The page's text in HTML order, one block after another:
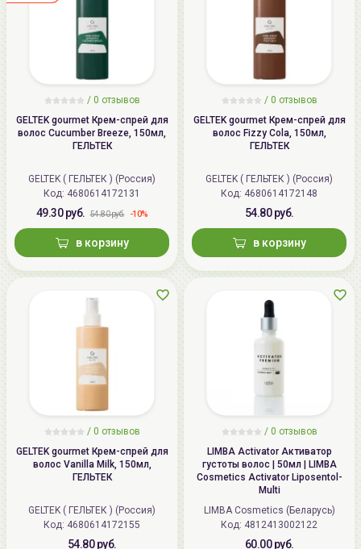
/ 0 отзывов
GELTEK gourmet Крем-спрей для
волос Cucumber Breeze, 150мл,
ГЕЛЬТЕК
GELTEK ( ГЕЛЬТЕК ) (Россия)
Код: 4680614172131
49.30 руб. 54.80 руб. -10%
в корзину
/ 0 отзывов
GELTEK gourmet Крем-спрей для
волос Fizzy Cola, 150мл,
ГЕЛЬТЕК
GELTEK ( ГЕЛЬТЕК ) (Россия)
Код: 4680614172148
54.80 руб.
в корзину
/ 0 отзывов
GELTEK gourmet Крем-спрей для
волос Vanilla Milk, 150мл,
ГЕЛЬТЕК
GELTEK ( ГЕЛЬТЕК ) (Россия)
Код: 4680614172155
54.80 руб.
/ 0 отзывов
LIMBA Activator Активатор
густоты волос | 50мл | LIMBA
Cosmetics Activator Liposentol-
Multi
LIMBA Cosmetics (Беларусь)
Код: 4812413002122
60.00 руб.